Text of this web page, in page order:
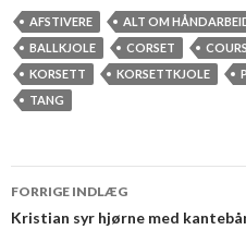
AFSTIVERE ALT OM
BALLKJOLE
CORSET
KORSETT
KORSETTKJOLE
TANG
Indlæg
FORRIGE INDLÆG
Kristian syr hjørne med